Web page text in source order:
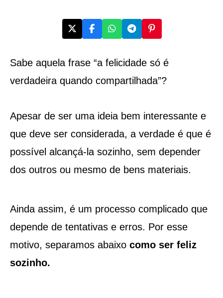
Sabe aquela frase “a felicidade só é
verdadeira quando compartilhada”?
Apesar de ser uma ideia bem interessante e
que deve ser considerada, a verdade é que é
possível alcançá-la sozinho, sem depender
dos outros ou mesmo de bens materiais.
Ainda assim, é um processo complicado que
depende de tentativas e erros. Por esse
motivo, separamos abaixo como ser feliz
sozinho.